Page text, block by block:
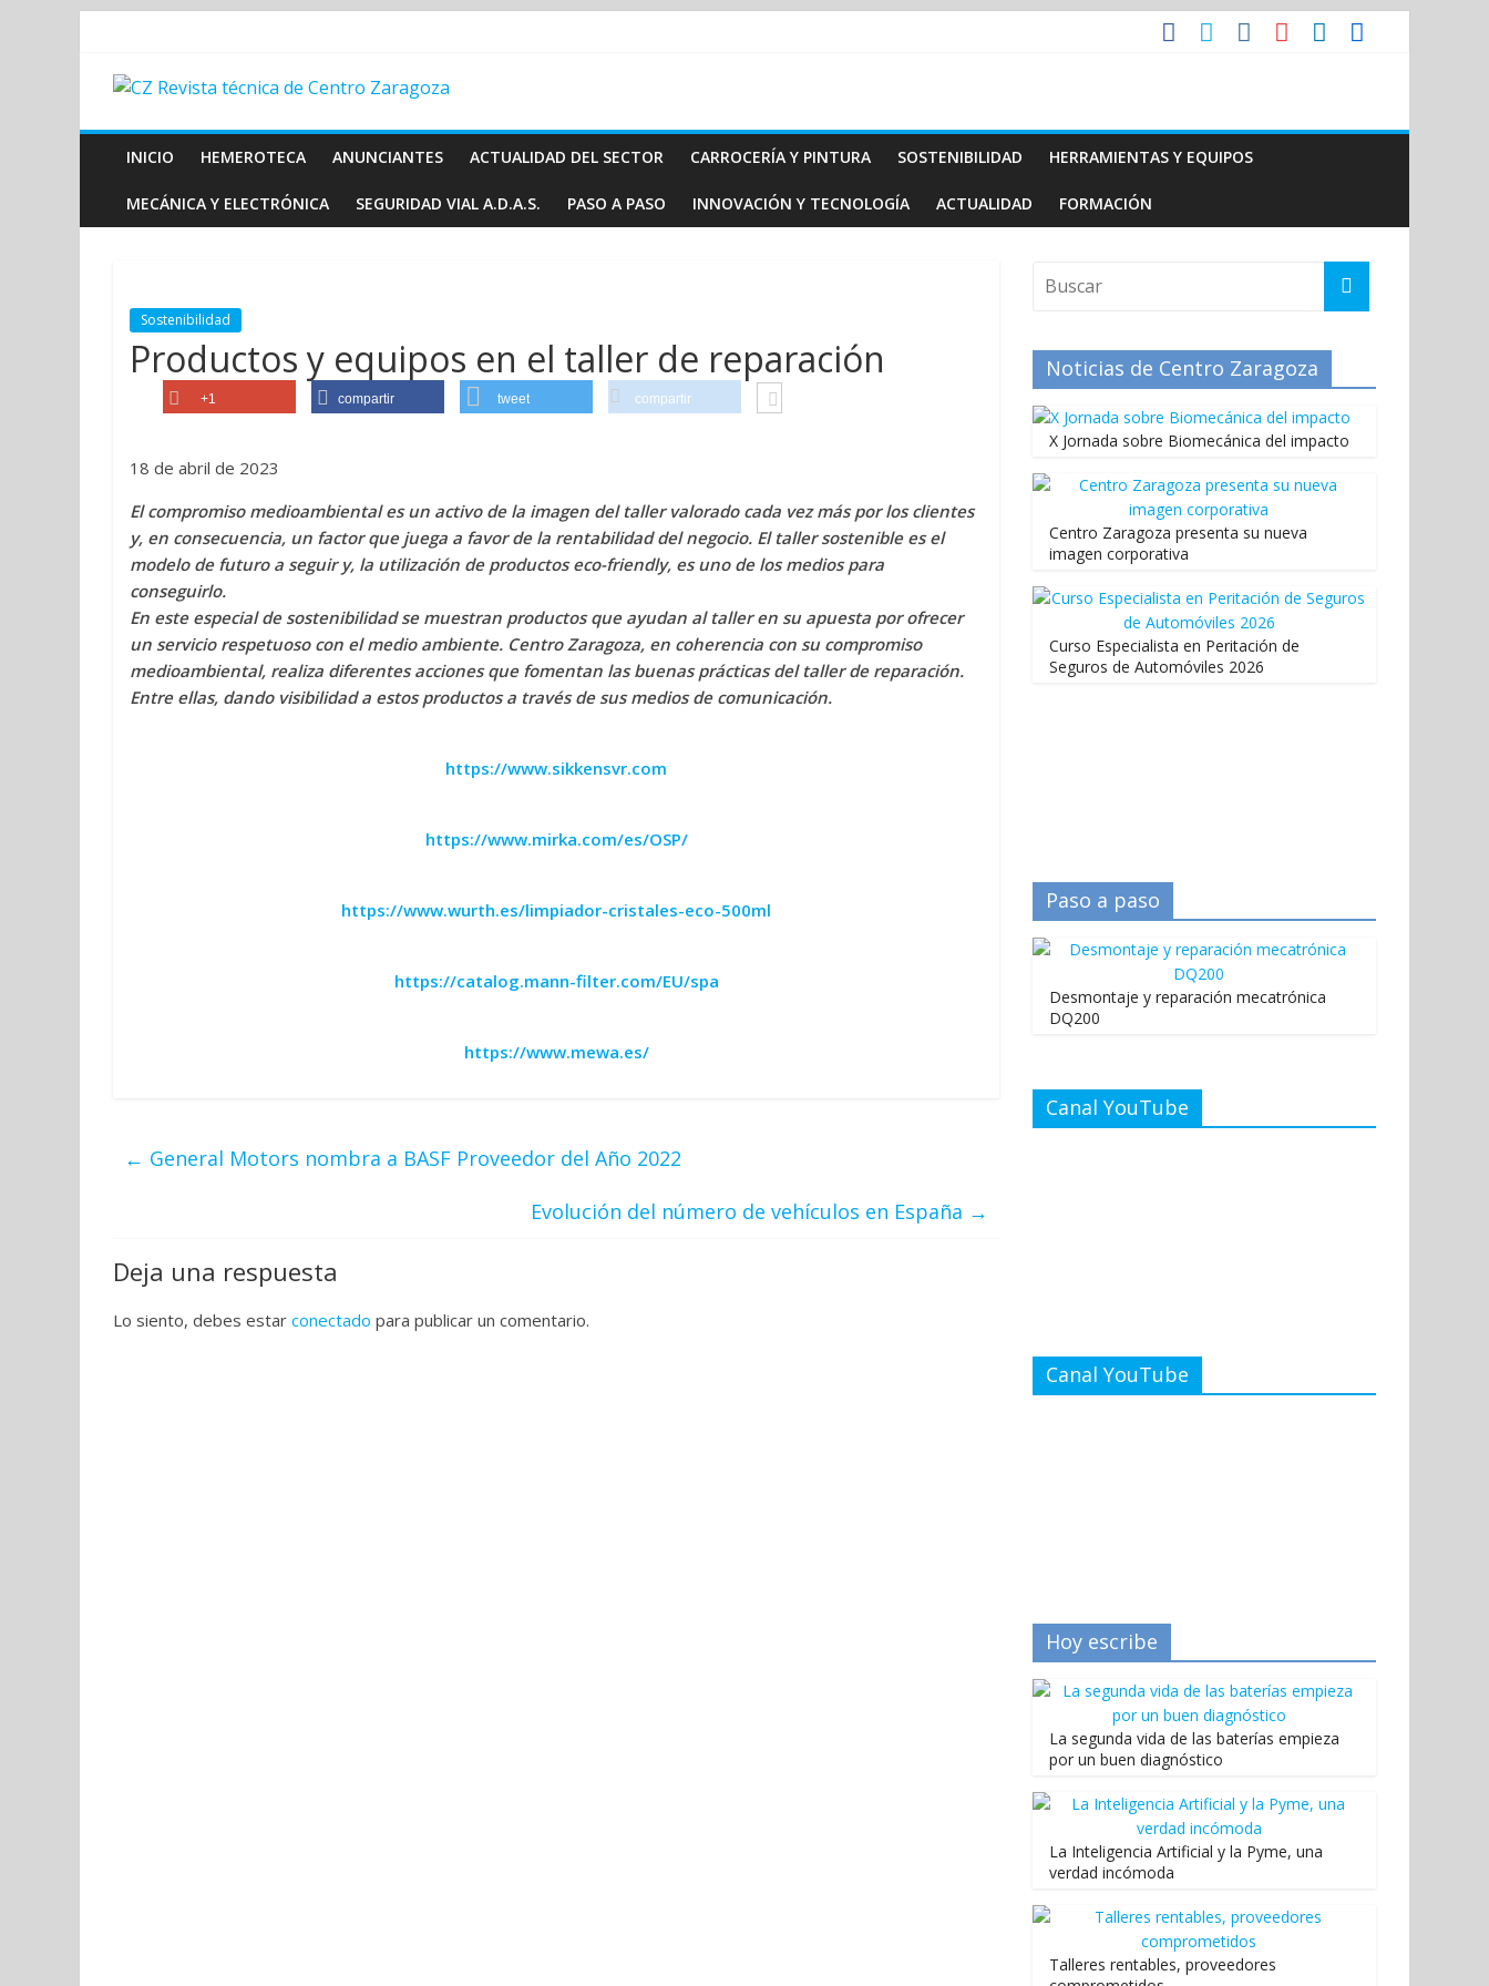
INICIO HEMEROTECA ANUNCIANTES ACTUALIDAD DEL SECTOR CARROCERÍA Y PINTURA SOSTENIBILIDAD HERRAMIENTAS Y EQUIPOS
MECÁNICA Y ELECTRÓNICA SEGURIDAD VIAL A.D.A.S. PASO A PASO INNOVACIÓN Y TECNOLOGÍA ACTUALIDAD FORMACIÓN
Sostenibilidad
Productos y equipos en el taller de reparación
+1 compartir tweet compartir
18 de abril de 2023
El compromiso medioambiental es un activo de la imagen del taller valorado cada vez más por los clientes
y, en consecuencia, un factor que juega a favor de la rentabilidad del negocio. El taller sostenible es el
modelo de futuro a seguir y, la utilización de productos eco-friendly, es uno de los medios para
conseguirlo.
En este especial de sostenibilidad se muestran productos que ayudan al taller en su apuesta por ofrecer
un servicio respetuoso con el medio ambiente. Centro Zaragoza, en coherencia con su compromiso
medioambiental, realiza diferentes acciones que fomentan las buenas prácticas del taller de reparación.
Entre ellas, dando visibilidad a estos productos a través de sus medios de comunicación.
https://www.sikkensvr.com
https://www.mirka.com/es/OSP/
https://www.wurth.es/limpiador-cristales-eco-500ml
https://catalog.mann-filter.com/EU/spa
https://www.mewa.es/
← General Motors nombra a BASF Proveedor del Año 2022
Evolución del número de vehículos en España →
Deja una respuesta
Lo siento, debes estar conectado para publicar un comentario.
Noticias de Centro Zaragoza
X Jornada sobre Biomecánica del impacto
Centro Zaragoza presenta su nueva
imagen corporativa
Curso Especialista en Peritación de
Seguros de Automóviles 2026
Paso a paso
Desmontaje y reparación mecatrónica
DQ200
Canal YouTube
Canal YouTube
Hoy escribe
La segunda vida de las baterías empieza
por un buen diagnóstico
La Inteligencia Artificial y la Pyme, una
verdad incómoda
Talleres rentables, proveedores